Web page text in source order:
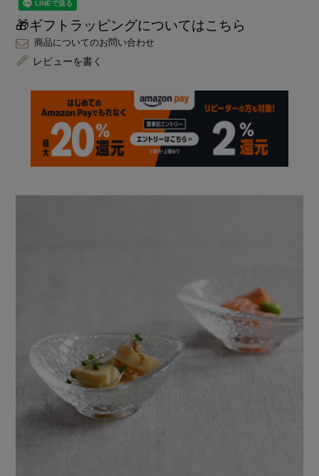
🎁ギフトラッピングについてはこちら
商品についてのお問い合わせ
レビューを書く